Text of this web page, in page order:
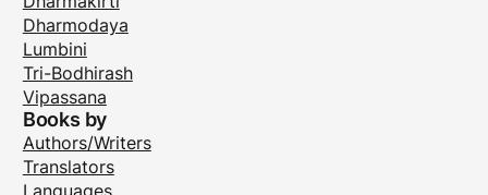
Dharmodaya
Lumbini
Tri-Bodhirash
Vipassana
Books by
Authors/Writers
Translators